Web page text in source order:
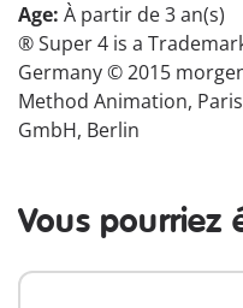
Age: À partir de 3 an(s)
® Super 4 is a
Germany © 2015
Method Animation,
GmbH, Berlin
Vous pourriez